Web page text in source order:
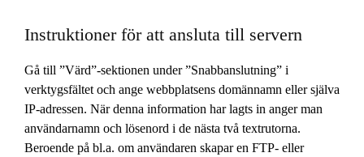
Instruktioner för att ansluta till servern
Gå till ”Värd”-sektionen under ”Snabbanslutning” i
verktygsfältet och ange webbplatsens domännamn eller själva
IP-adressen. När denna information har lagts in anger man
användarnamn och lösenord i de nästa två textrutorna.
Beroende på bl.a. om användaren skapar en FTP- eller